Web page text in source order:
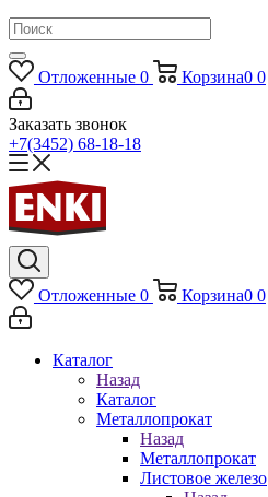
Отложенные 0 Корзина0 0
Заказать звонок
+7(3452) 68-18-18
Отложенные 0 Корзина0 0
Каталог
Назад
Каталог
Металлопрокат
Назад
Металлопрокат
Листовое железо